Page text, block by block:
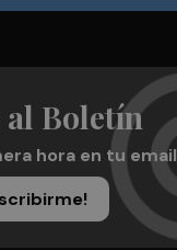
al Boletín
hora en tu email